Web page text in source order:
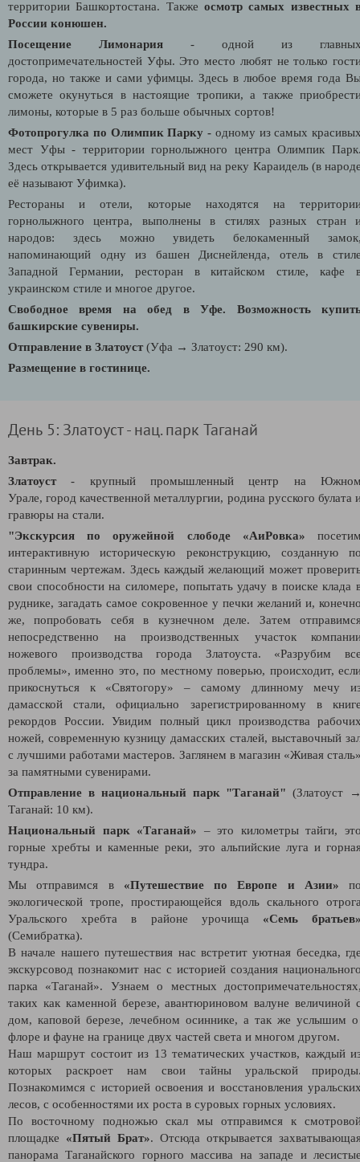
территории Башкортостана. Также осмотр самых известных
России конюшен.
Посещение Лимонария - одной из
достопримечательностей Уфы. Это место любят не только
города, но также и сами уфимцы. Здесь в любое время года
сможете окунуться в настоящие тропики, а также
лимоны, которые в 5 раз больше обычных сортов!
Фотопрогулка по Олимпик Парку - одному из самых
мест Уфы - территории горнолыжного центра Олимпик
Здесь открывается удивительный вид на реку Караидель (в
её называют Уфимка).
Рестораны и отели, которые находятся на
горнолыжного центра, выполнены в стилях разных стран
народов: здесь можно увидеть белокаменный
напоминающий одну из башен Диснейленда, отель в
Западной Германии, ресторан в китайском стиле, кафе
украинском стиле и многое другое.
Свободное время на обед в Уфе. Возможность
башкирские сувениры.
Отправление в Златоуст(Уфа → Златоуст: 290 км).
Размещение в гостинице.
День 5: Златоуст - нац. парк Таганай
Завтрак.
Златоуст- крупный промышленный центр на
Урале,город качественной металлургии, родина русского булата
гравюры на стали.
"Экскурсия по оружейной слободе «АиРовка»
интерактивную историческую реконструкцию, созданную
старинным чертежам. Здесь каждый желающий может
свои способности на силомере, попытать удачу в поиске клада
руднике, загадать самое сокровенное у печки желаний и,
же, попробовать себя в кузнечном деле. Затем
непосредственно на производственных участок
ножевого производства города Златоуста. «Разрубим
проблемы», именно это, по местному поверью, происходит,
прикоснуться к «Святогору» – самому длинному мечу
дамасской стали, официально зарегистрированному в
рекордов России. Увидим полный цикл производства
ножей, современную кузницу дамасских сталей, выставочный
с лучшими работами мастеров. Заглянем в магазин «Живая
за памятными сувенирами.
Отправление в национальный парк "Таганай"(Златоуст
Таганай: 10 км).
Национальный парк «Таганай» – это километры тайги,
горные хребты и каменные реки, это альпийские луга и
тундра.
Мы отправимся в «Путешествие по Европе и Азии»
экологической тропе, простирающейся вдоль скального
Уральского хребта в районе урочища «Семь
(Семибратка).
В начале нашего путешествия нас встретит уютная беседка,
экскурсовод познакомит нас с историей создания
парка «Таганай». Узнаем о местных
таких как каменной березе, авантюриновом валуне величиной
дом, каповой березе, лечебном осиннике, а так же услышим
флоре и фауне на границе двух частей света и многом другом.
Наш маршрут состоит из 13 тематических участков, каждый
которых раскроет нам свои тайны уральской
Познакомимся с историей освоения и восстановления
лесов, с особенностями их роста в суровых горных условиях.
По восточному подножью скал мы отправимся к
площадке «Пятый Брат». Отсюда открывается
панорама Таганайского горного массива на западе и